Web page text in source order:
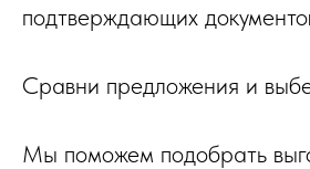
подтверждающих
Сравни предложения и
Мы поможем подобрать